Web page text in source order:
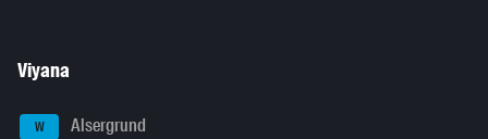
Viyana
W Alsergrund